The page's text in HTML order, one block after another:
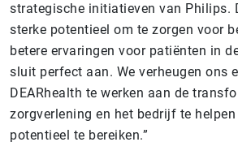
strategische initiatieven van Philips.
sterke potentieel om te zorgen voor
betere ervaringen voor patiënten in
sluit perfect aan. We verheugen ons
DEARhealth te werken aan de
zorgverlening en het bedrijf te
potentieel te bereiken.”